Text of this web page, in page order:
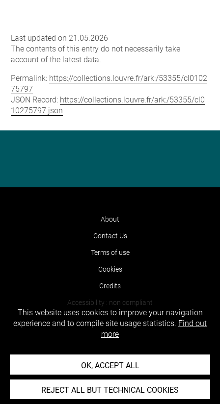
Last updated on 21.05.2026
The contents of this entry do not necessarily take
account of the latest data.
Permalink: https://collections.louvre.fr/ark:/53355/cl0102
75797
JSON Record: https://collections.louvre.fr/ark:/53355/cl0
10275797.json
About
Contact Us
Terms of use
Cookies
Credits
Accessibility : non compliant
This website uses cookies to improve your navigation
experience and to compile site usage statistics. Find out
more
OK, ACCEPT ALL
REJECT ALL BUT TECHNICAL COOKIES